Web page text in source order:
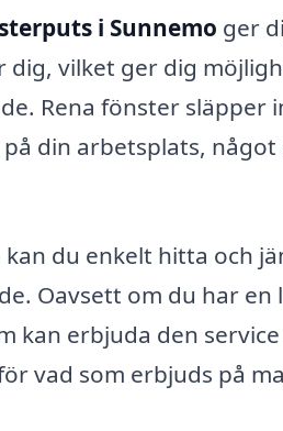
i Sunnemo ger
vilket ger dig
Rena fönster släpper
din arbetsplats, något
du enkelt hitta och
Oavsett om du har en
kan erbjuda den
vad som erbjuds på